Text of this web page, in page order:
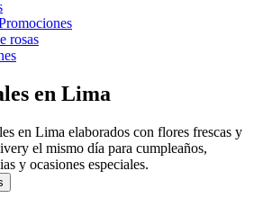
rosas
en Lima
en Lima elaborados con flores frescas y
el mismo día para cumpleaños,
y ocasiones especiales.